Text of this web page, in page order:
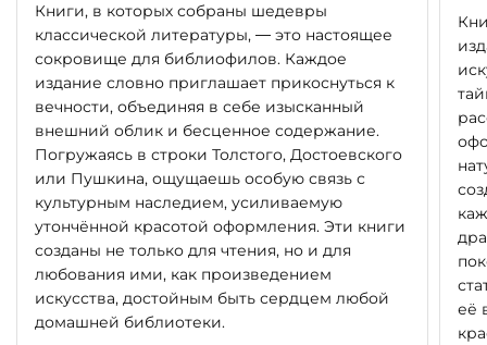
Книги, в которых собраны шедевры
классической литературы, — это настоящее
сокровище для библиофилов. Каждое
издание словно приглашает прикоснуться к
вечности, объединяя в себе изысканный
внешний облик и бесценное содержание.
Погружаясь в строки Толстого, Достоевского
или Пушкина, ощущаешь особую связь с
культурным наследием, усиливаемую
утончённой красотой оформления. Эти книги
созданы не только для чтения, но и для
любования ими, как произведением
искусства, достойным быть сердцем любой
домашней библиотеки.
её